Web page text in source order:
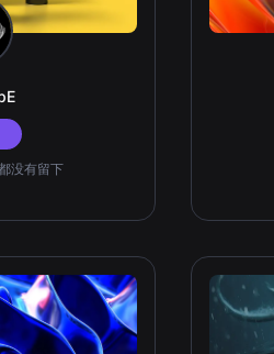
没有留下